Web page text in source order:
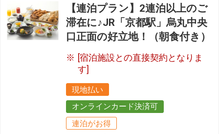
【連泊プラン】2連泊以上のご
滞在に♪JR「京都駅」烏丸中央
口正面の好立地！（朝食付き）
[宿泊施設との直接契約となりま
す]
現地払い
オンラインカード決済可
連泊がお得